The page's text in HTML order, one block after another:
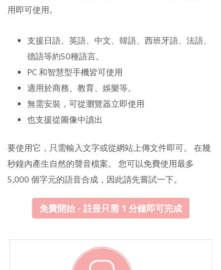
用即可使用。
支援日語、英語、中文、韓語、西班牙語、法語、
德語等約50種語言。
PC 和智慧型手機皆可使用
適用於商務、教育、娛樂等。
無需安裝，可從瀏覽器立即使用
也支援從圖像中讀出
要使用它，只需輸入文字或從網站上傳文件即可。 在幾
秒鐘內產生自然的聲音檔案。 您可以免費使用最多
5,000 個字元的語音合成，因此請先嘗試一下。
免費開始 - 註冊只需 1 分鐘即可完成